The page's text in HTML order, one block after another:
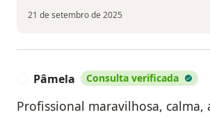
21 de setembro de 2025
Pâmela Consulta verificada
Profissional maravilhosa, calma,